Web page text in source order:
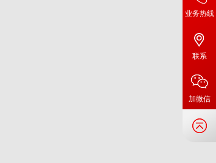
业务热线
联系
加微信